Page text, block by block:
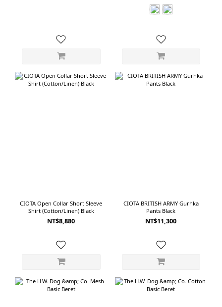
CIOTA Open Collar Short Sleeve
Shirt (Cotton/Linen) Black
NT$8,880
CIOTA BRITISH ARMY Gurhka
Pants Black
NT$11,300